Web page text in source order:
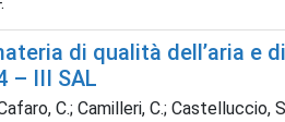
di qualità dell’aria
– III SAL
C.; Camilleri, C.; Castelluccio,